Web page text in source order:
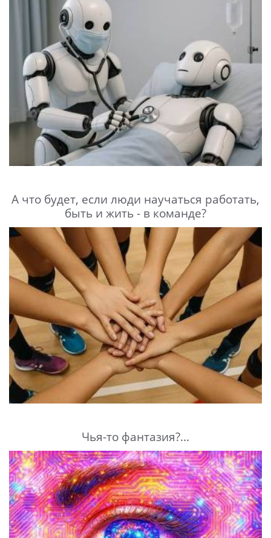
А что будет, если люди научаться работать,
быть и жить - в команде?
Чья-то фантазия?...